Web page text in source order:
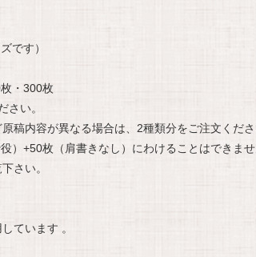
です）
・300枚
さい。
稿内容が異なる場合は、2種類分をご注文くださ
）+50枚（肩書きなし）にわけることはできませ
さい。
ています 。